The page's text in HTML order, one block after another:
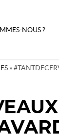
NOUS ?
»